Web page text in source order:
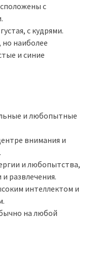
с
с кудрями.
наиболее
и синие
и любопытные
внимания и
и любопытства,
развлечения.
интеллектом и
на любой